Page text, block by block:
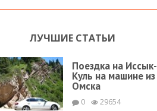
ЛУЧШИЕ СТАТЬИ
Поездка на Иссык-
Куль на машине из
Омска
0 29654